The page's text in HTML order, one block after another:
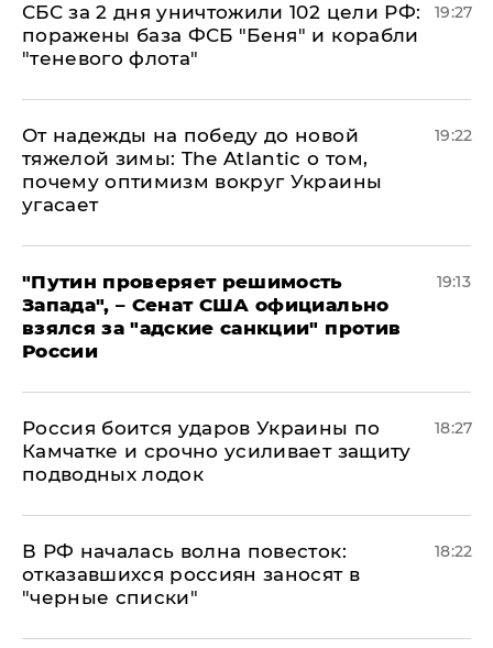
СБС за 2 дня уничтожили 102 цели РФ:
поражены база ФСБ "Беня" и корабли
"теневого флота"
19:27
От надежды на победу до новой
тяжелой зимы: The Atlantic о том,
почему оптимизм вокруг Украины
угасает
19:22
"Путин проверяет решимость
Запада", – Сенат США официально
взялся за "адские санкции" против
России
19:13
Россия боится ударов Украины по
Камчатке и срочно усиливает защиту
подводных лодок
18:27
​В РФ началась волна повесток:
отказавшихся россиян заносят в
"черные списки"
18:22